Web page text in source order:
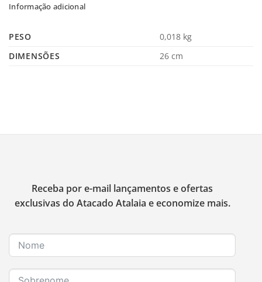
Informação adicional
PESO
0,018 kg
DIMENSÕES
26 cm
Receba por e-mail lançamentos e ofertas
exclusivas do Atacado Atalaia e economize mais.